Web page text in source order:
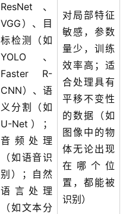
ResNet、
VGG）、目
标检测（如
YOLO、
Faster R-
CNN）、语
义分割（如
U-Net）；
音频处理
（如语音识
别）；自然
语言处理
（如文本分
对局部特征
敏感，参数
量少，训练
效率高；适
合处理具有
平移不变性
的数据（如
图像中的物
体无论出现
在哪个位
置，都能被
识别）